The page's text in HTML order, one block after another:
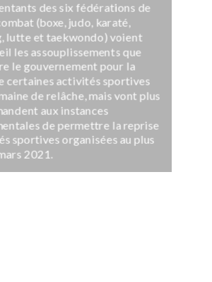
des six fédérations de
(boxe, judo, karaté,
lutte et taekwondo) voient
les assouplissements que
le gouvernement pour la
certaines activités sportives
de relâche, mais vont plus
aux instances
de permettre la reprise
sportives organisées au plus
2021.